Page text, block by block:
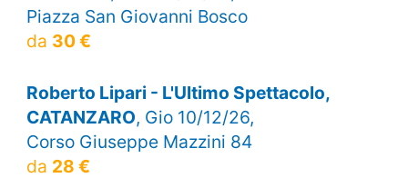
Piazza San Giovanni Bosco
da 30 €
Roberto Lipari - L'Ultimo Spettacolo,
CATANZARO, Gio 10/12/26,
Corso Giuseppe Mazzini 84
da 28 €